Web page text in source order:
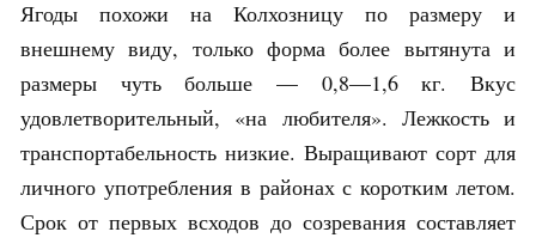
Ягоды похожи на Колхозницу по размеру и
внешнему виду, только форма более вытянута и
размеры чуть больше — 0,8—1,6 кг. Вкус
удовлетворительный, «на любителя». Лежкость и
транспортабельность низкие. Выращивают сорт для
личного употребления в районах с коротким летом.
Срок от первых всходов до созревания составляет